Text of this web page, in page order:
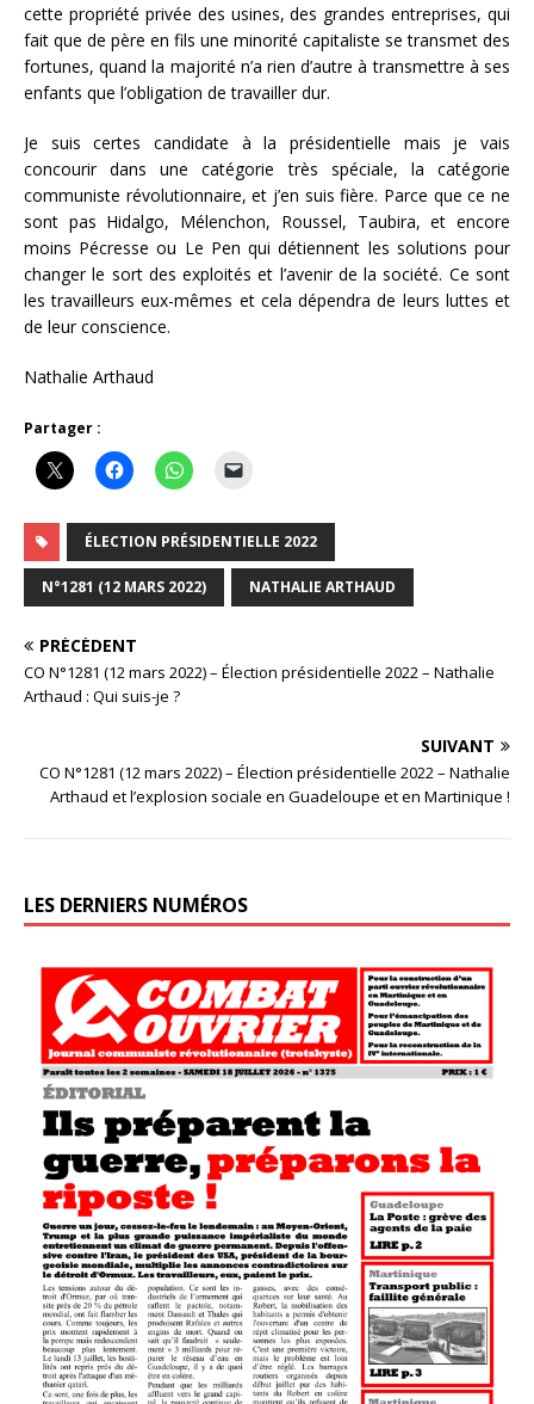
cette propriété privée des usines, des grandes entreprises, qui
fait que de père en fils une minorité capitaliste se transmet des
fortunes, quand la majorité n’a rien d’autre à transmettre à ses
enfants que l’obligation de travailler dur.
Je suis certes candidate à la présidentielle mais je vais
concourir dans une catégorie très spéciale, la catégorie
communiste révolutionnaire, et j’en suis fière. Parce que ce ne
sont pas Hidalgo, Mélenchon, Roussel, Taubira, et encore
moins Pécresse ou Le Pen qui détiennent les solutions pour
changer le sort des exploités et l’avenir de la société. Ce sont
les travailleurs eux-mêmes et cela dépendra de leurs luttes et
de leur conscience.
Nathalie Arthaud
Partager :
ÉLECTION PRÉSIDENTIELLE 2022
N°1281 (12 MARS 2022) NATHALIE ARTHAUD
PRÉCÉDENT
CO N°1281 (12 mars 2022) – Élection présidentielle 2022 – Nathalie
Arthaud : Qui suis-je ?
SUIVANT
CO N°1281 (12 mars 2022) – Élection présidentielle 2022 – Nathalie
Arthaud et l’explosion sociale en Guadeloupe et en Martinique !
LES DERNIERS NUMÉROS